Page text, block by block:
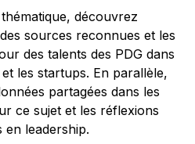
découvrez
sources reconnues et les
des talents des PDG dans
les startups. En parallèle,
partagées dans les
ce sujet et les réflexions
en leadership.